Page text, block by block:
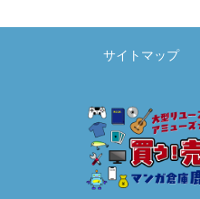
サイトマップ